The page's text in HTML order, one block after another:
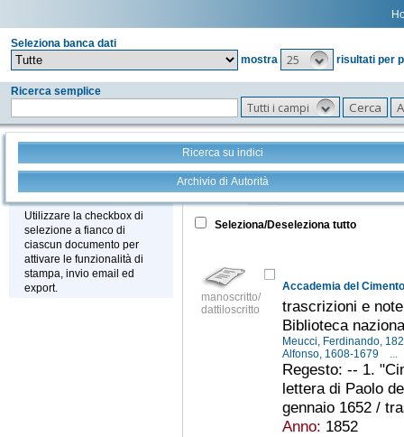
Seleziona banca dati
mostra
25 risultati per
Ricerca semplice
Tutti i campi
Ricerca su indici
Archivio di Autorità
Stampa - Email - Export
Utilizzare la checkbox di
selezione a fianco di
ciascun documento per
attivare le funzionalità di
stampa, invio email ed
export.
Tutto +
Seleziona/Deseleziona tutto
manoscritto/
dattiloscritto
Accademia del
trascrizioni e
Biblioteca
Meucci, Ferdinando,
Alfonso, 1608-1679
...
Regesto: -- 1.
lettera di Paolo
gennaio 1652 /
Anno: 1852